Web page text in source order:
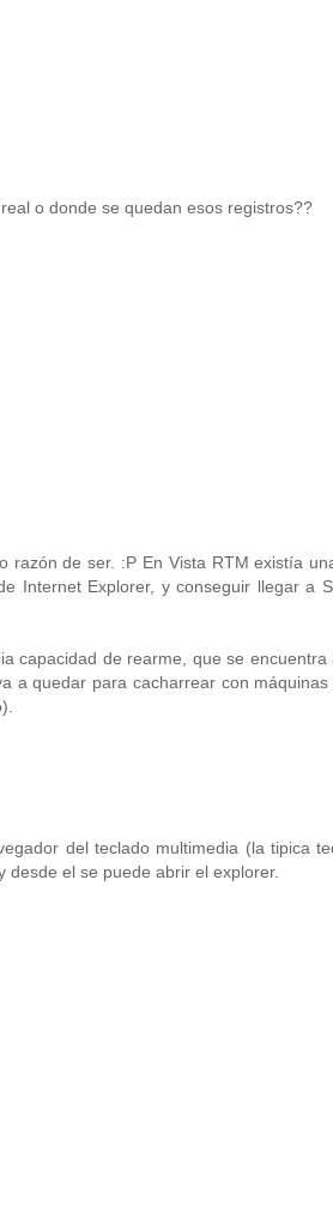
o donde se quedan esos registros??
razón de ser. :P En Vista RTM existía
Internet Explorer, y conseguir llegar a
capacidad de rearme, que se encuentra
a quedar para cacharrear con máquinas
del teclado multimedia (la tipica
el se puede abrir el explorer.